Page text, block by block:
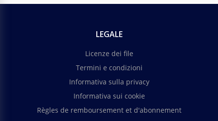
LEGALE
Licenze dei file
Termini e condizioni
Informativa sulla privacy
Informativa sui cookie
Règles de remboursement et d'abonnement